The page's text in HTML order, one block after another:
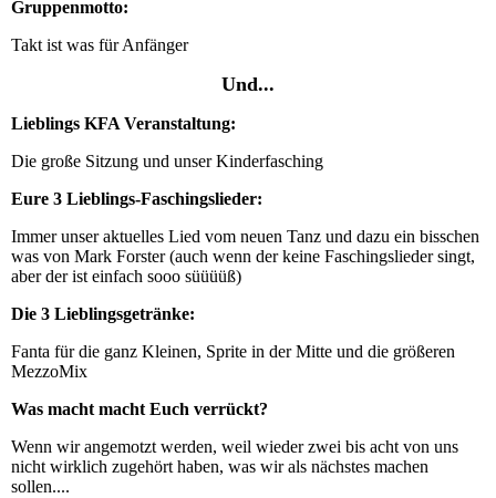
Gruppenmotto:
Takt ist was für Anfänger
Und...
Lieblings KFA Veranstaltung:
Die große Sitzung und unser Kinderfasching
Eure 3 Lieblings-Faschingslieder:
Immer unser aktuelles Lied vom neuen Tanz und dazu ein bisschen
was von Mark Forster (auch wenn der keine Faschingslieder singt,
aber der ist einfach sooo süüüüß)
Die 3 Lieblingsgetränke:
Fanta für die ganz Kleinen, Sprite in der Mitte und die größeren
MezzoMix
Was macht macht Euch verrückt?
Wenn wir angemotzt werden, weil wieder zwei bis acht von uns
nicht wirklich zugehört haben, was wir als nächstes machen
sollen....